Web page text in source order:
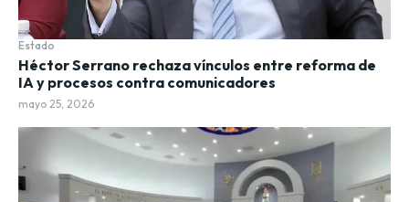
Estado
Héctor Serrano rechaza vínculos entre reforma de
IA y procesos contra comunicadores
mayo 25, 2026